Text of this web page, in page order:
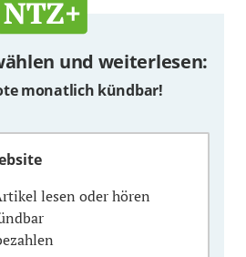
und weiterlesen:
monatlich kündbar!
lesen oder hören